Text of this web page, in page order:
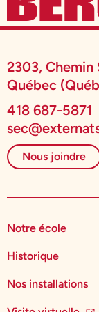
2303, Chemin
Québec
418 687-5871
Nous joindre
Notre école
Historique
Nos installations